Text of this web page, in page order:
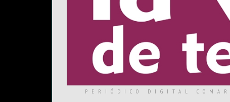
PERIÓDICO DIGITAL